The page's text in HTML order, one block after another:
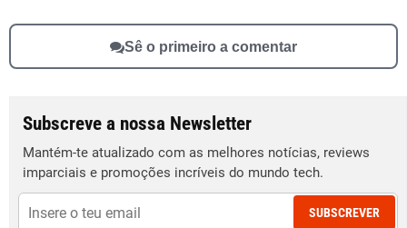
Sê o primeiro a comentar
Subscreve a nossa Newsletter
Mantém-te atualizado com as melhores notícias, reviews
imparciais e promoções incríveis do mundo tech.
SUBSCREVER